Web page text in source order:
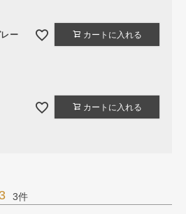
ー カートに入れる
カートに入れる
3